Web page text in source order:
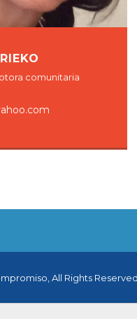
comunitaria
All Rights Reserved